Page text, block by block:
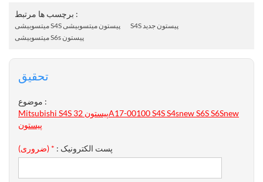
برچسب ها مرتبط :
میتسوبیشی S4S پیستون
میتسوبیشی S4S پیستون جدید
میتسوبیشی S6s پیستون
تحقیق
موضوع :
Mitsubishi S4S پیستون 32A17-00100 S4S S4snew S6S S6Snew
پیستون
پست الکترونیک : * (ضروری)